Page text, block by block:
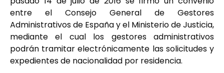
entre el Consejo General de Gestores
Administrativos de España y el Ministerio de Justicia,
mediante el cual los gestores administrativos
podrán tramitar electrónicamente las solicitudes y
expedientes de nacionalidad por residencia.